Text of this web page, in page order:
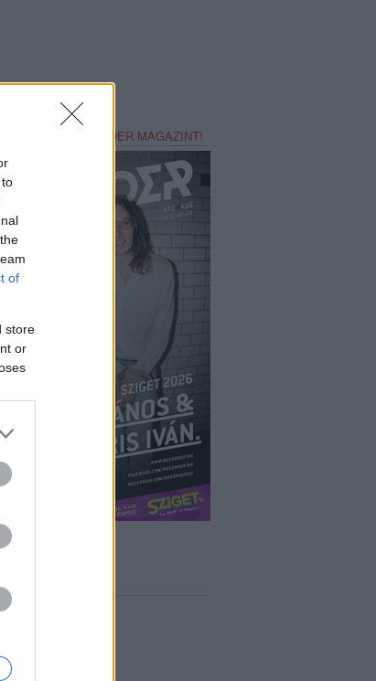
of
store
or
RECORDER MAGAZINT!